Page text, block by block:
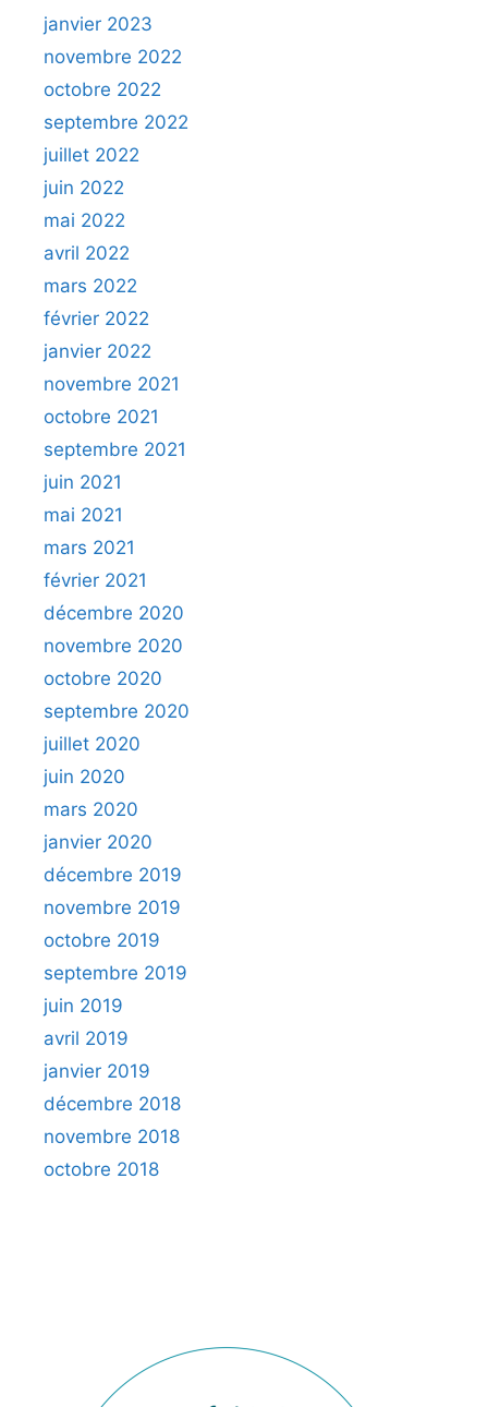
janvier 2023
novembre 2022
octobre 2022
septembre 2022
juillet 2022
juin 2022
mai 2022
avril 2022
mars 2022
février 2022
janvier 2022
novembre 2021
octobre 2021
septembre 2021
juin 2021
mai 2021
mars 2021
février 2021
décembre 2020
novembre 2020
octobre 2020
septembre 2020
juillet 2020
juin 2020
mars 2020
janvier 2020
décembre 2019
novembre 2019
octobre 2019
septembre 2019
juin 2019
avril 2019
janvier 2019
décembre 2018
novembre 2018
octobre 2018